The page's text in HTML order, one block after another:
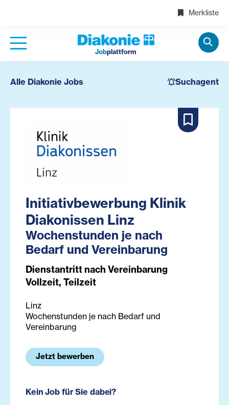
Merkliste
Jobplattform
Alle Diakonie Jobs Suchagent
Initiativbewerbung Klinik
Diakonissen Linz
Wochenstunden je nach
Bedarf und Vereinbarung
Dienstantritt nach Vereinbarung
Vollzeit, Teilzeit
Linz
Wochenstunden je nach Bedarf und
Vereinbarung
Jetzt bewerben
Kein Job für Sie dabei?